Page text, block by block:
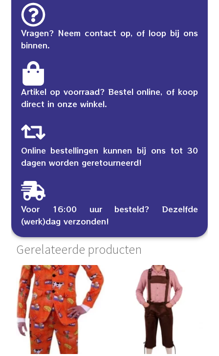
Vragen? Neem contact op, of loop bij ons
binnen.
Artikel op voorraad? Bestel online, of koop
direct in onze winkel.
Online bestellingen kunnen bij ons tot 30
dagen worden geretourneerd!
Voor 16:00 uur besteld? Dezelfde
(werk)dag verzonden!
Gerelateerde producten